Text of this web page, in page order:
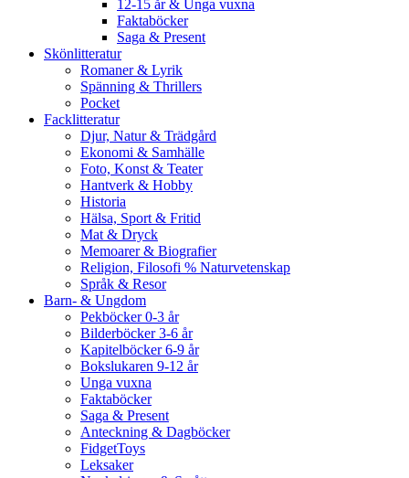
12-15 år & Unga vuxna
Faktaböcker
Saga & Present
Skönlitteratur
Romaner & Lyrik
Spänning & Thrillers
Pocket
Facklitteratur
Djur, Natur & Trädgård
Ekonomi & Samhälle
Foto, Konst & Teater
Hantverk & Hobby
Historia
Hälsa, Sport & Fritid
Mat & Dryck
Memoarer & Biografier
Religion, Filosofi % Naturvetenskap
Språk & Resor
Barn- & Ungdom
Pekböcker 0-3 år
Bilderböcker 3-6 år
Kapitelböcker 6-9 år
Bokslukaren 9-12 år
Unga vuxna
Faktaböcker
Saga & Present
Anteckning & Dagböcker
FidgetToys
Leksaker